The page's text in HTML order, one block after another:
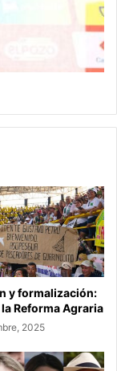
y formalización:
Reforma Agraria
2025